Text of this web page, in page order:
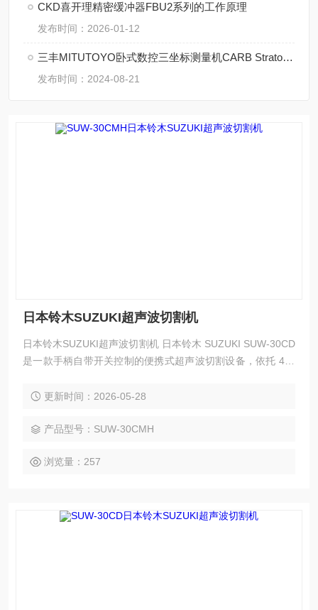
CKD喜开理精密缓冲器FBU2系列的工作原理
发布时间：2026-01-12
三丰MITUTOYO卧式数控三坐标测量机CARB Strato的特点
发布时间：2024-08-21
日本铃木SUZUKI超声波切割机
日本铃木SUZUKI超声波切割机 日本铃木 SUZUKI SUW-30CD
是一款手柄自带开关控制的便携式超声波切割设备，依托 40k
重电路过载保护及集成化操控设计，无需外接脚踏开关，手持
更新时间：2026-05-28
产品型号：SUW-30CMH
浏览量：257